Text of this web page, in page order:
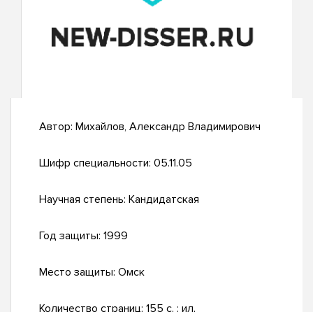
Автор: Михайлов, Александр Владимирович
Шифр специальности: 05.11.05
Научная степень: Кандидатская
Год защиты: 1999
Место защиты: Омск
Количество страниц: 155 с. : ил.